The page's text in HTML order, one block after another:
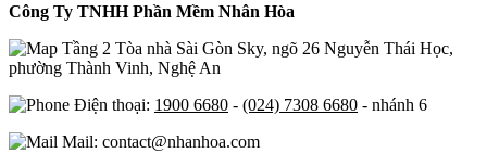
Công Ty TNHH Phần Mềm Nhân Hòa
Tầng 2 Tòa nhà Sài Gòn Sky, ngõ 26 Nguyễn Thái Học,
phường Thành Vinh, Nghệ An
Điện thoại: 1900 6680 - (024) 7308 6680 - nhánh 6
Mail: contact@nhanhoa.com